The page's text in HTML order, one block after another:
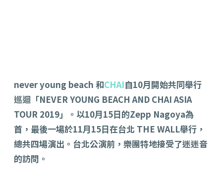
never young beach 和CHAI自10月開始共同舉行
巡迴「NEVER YOUNG BEACH AND CHAI ASIA
TOUR 2019」。以10月15日的Zepp Nagoya為
首，最後一場於11月15日在台北 THE WALL舉行，
總共四場演出。台北公演前，樂團特地接受了迷迷音
的訪問。